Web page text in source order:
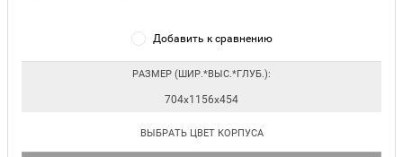
Добавить к сравнению
РАЗМЕР (ШИР.*ВЫС.*ГЛУБ.):
704х1156х454
ВЫБРАТЬ ЦВЕТ КОРПУСА